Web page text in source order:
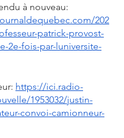
à nouveau:
202
patrick-provost-
2e-fois-par-luniversite-
https://ici.radio-
1953032/justin-
convoi-camionneur-